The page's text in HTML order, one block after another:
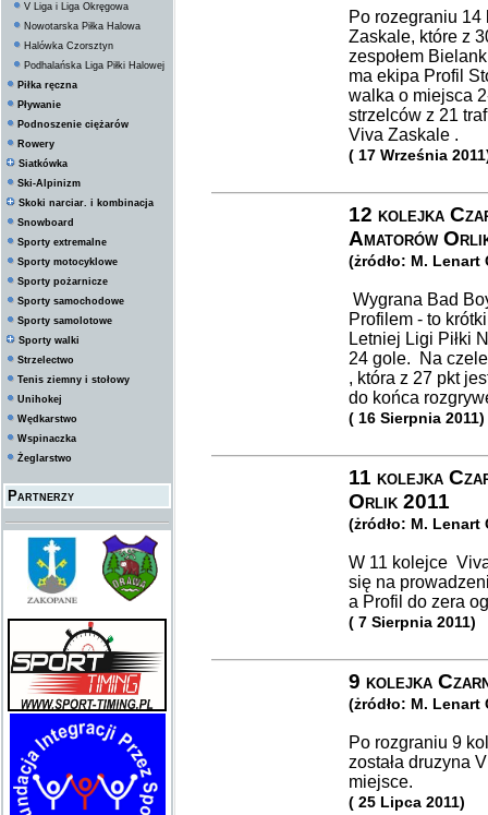
V Liga i Liga Okręgowa
Nowotarska Piłka Halowa
Halówka Czorsztyn
Podhalańska Liga Piłki Halowej
Piłka ręczna
Pływanie
Podnoszenie ciężarów
Rowery
Siatkówka
Ski-Alpinizm
Skoki narciar. i kombinacja
Snowboard
Sporty extremalne
Sporty motocyklowe
Sporty pożarnicze
Sporty samochodowe
Sporty samolotowe
Sporty walki
Strzelectwo
Tenis ziemny i stołowy
Unihokej
Wędkarstwo
Wspinaczka
Żeglarstwo
Partnerzy
Po rozegraniu
Zaskale, które z
zespołem
ma ekipa Profil
walka o miejsca
strzelców z 21
Viva Zaskale .
( 17 Września
12 kolejka
Amatorów
(żródło: M. Lenart
Wygrana Bad
Profilem - to
Letniej Ligi Piłki
24 gole. Na
, która z 27 pkt
do końca
( 16 Sierpnia 2011)
11 kolejka
Orlik 2011
(żródło: M. Lenart
W 11 kolejce
się na
a Profil do zera
( 7 Sierpnia 2011)
9 kolejka
(żródło: M. Lenart
Po rozgraniu 9
została druzyna
miejsce.
( 25 Lipca 2011)